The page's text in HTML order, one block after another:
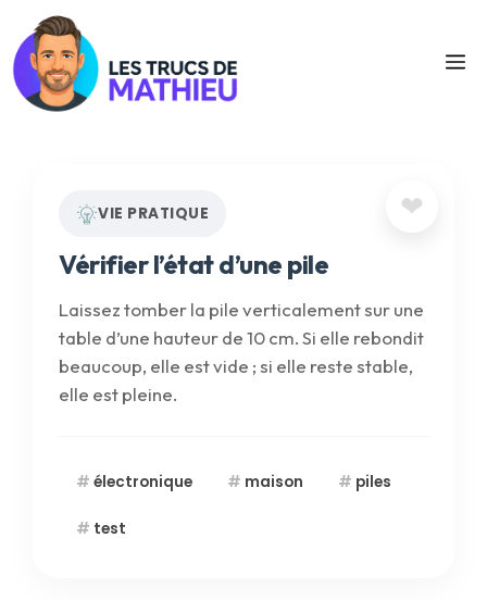
Aller
au
contenu
❤
VIE PRATIQUE
Vérifier l’état d’une pile
Laissez tomber la pile verticalement sur une
table d’une hauteur de 10 cm. Si elle rebondit
beaucoup, elle est vide ; si elle reste stable,
elle est pleine.
électronique maison piles
test